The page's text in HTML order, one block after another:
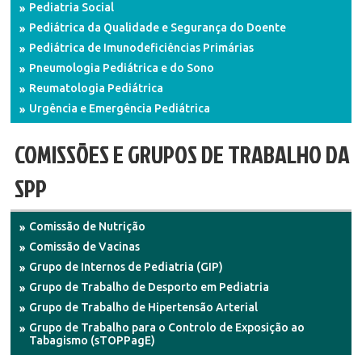
Pediatria Social
Pediátrica da Qualidade e Segurança do Doente
Pediátrica de Imunodeficiências Primárias
Pneumologia Pediátrica e do Sono
Reumatologia Pediátrica
Urgência e Emergência Pediátrica
COMISSÕES E GRUPOS DE TRABALHO DA
SPP
Comissão de Nutrição
Comissão de Vacinas
Grupo de Internos de Pediatria (GIP)
Grupo de Trabalho de Desporto em Pediatria
Grupo de Trabalho de Hipertensão Arterial
Grupo de Trabalho para o Controlo de Exposição ao
Tabagismo (sTOPPagE)